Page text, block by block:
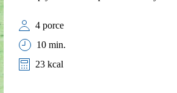
4 porce
10 min.
23 kcal